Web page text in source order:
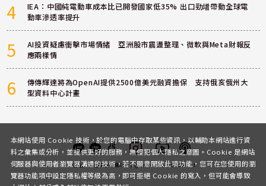
4
IEA：中國純電動車成本比已開發國家低35% 出口勁增帶動全球電
動車滲透率提升
5
AI投資疑慮衝擊市場情緒 亞洲股市震盪整理、微軟與Meta財報反
應兩樣情
6
傳傳輝達將為OpenAI提供2500億美元融資擔保 支持俄亥俄州大
型資料中心計畫
客服 討論區粉絲團InstagramYoutubePodcast
本網站使用 Cookie 技術，於您的電腦中存取某些資訊，以輔助本網站進行資
料之彙集或分析，並提供更好的服務，無侵犯個人隱私之意圖。Cookie 是網站
伺服器與使用者瀏覽器溝通的技術，若不願意開放此項功能，您可在您使用的瀏
覽器功能項中設定隱私權等級為高，即可拒絕 Cookie 的寫入，但可能會導致